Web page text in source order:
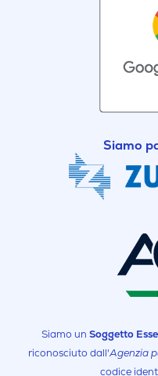
Siamo
Siamo un Soggetto
riconosciuto dall'Agenzia
codice